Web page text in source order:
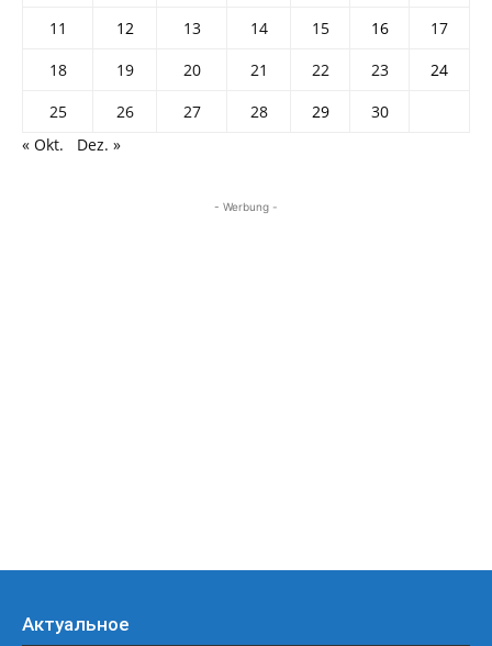
11
12 13 14 15 16
17
18
19 20 21 22 23
24
25
26 27 28 29
30
« Okt.
Dez. »
- Werbung -
Актуальное